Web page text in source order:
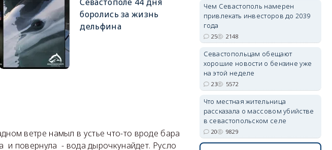
Севастополе 44 дня
боролись за жизнь
дельфина
ветре намыл в устье что-то вроде бара
повернула - вода дырочкунайдет. Русло
Чем Севастополь намерен
привлекать инвесторов до 2039
года
25 2148
Севастопольцам обещают
хорошие новости о бензине уже
на этой неделе
23 5572
Что местная жительница
рассказала о массовом убийстве
в севастопольском селе
20 9829